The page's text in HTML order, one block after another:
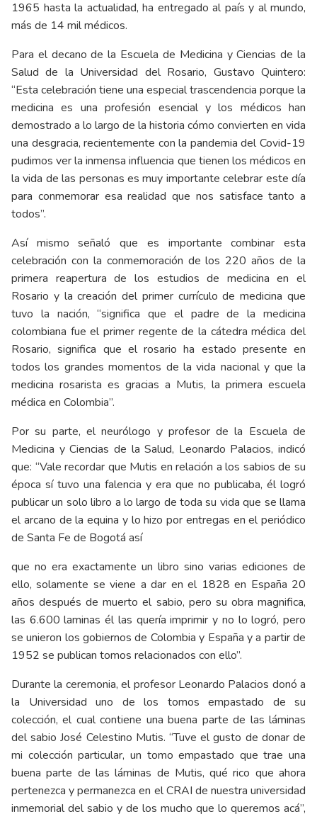
1965 hasta la actualidad, ha entregado al país y al mundo,
más de 14 mil médicos.
Para el decano de la Escuela de Medicina y Ciencias de la
Salud de la Universidad del Rosario, Gustavo Quintero:
“Esta celebración tiene una especial trascendencia porque la
medicina es una profesión esencial y los médicos han
demostrado a lo largo de la historia cómo convierten en vida
una desgracia, recientemente con la pandemia del Covid-19
pudimos ver la inmensa influencia que tienen los médicos en
la vida de las personas es muy importante celebrar este día
para conmemorar esa realidad que nos satisface tanto a
todos”.
Así mismo señaló que es importante combinar esta
celebración con la conmemoración de los 220 años de la
primera reapertura de los estudios de medicina en el
Rosario y la creación del primer currículo de medicina que
tuvo la nación, “significa que el padre de la medicina
colombiana fue el primer regente de la cátedra médica del
Rosario, significa que el rosario ha estado presente en
todos los grandes momentos de la vida nacional y que la
medicina rosarista es gracias a Mutis, la primera escuela
médica en Colombia”.
Por su parte, el neurólogo y profesor de la Escuela de
Medicina y Ciencias de la Salud, Leonardo Palacios, indicó
que: “Vale recordar que Mutis en relación a los sabios de su
época sí tuvo una falencia y era que no publicaba, él logró
publicar un solo libro a lo largo de toda su vida que se llama
el arcano de la equina y lo hizo por entregas en el periódico
de Santa Fe de Bogotá así
que no era exactamente un libro sino varias ediciones de
ello, solamente se viene a dar en el 1828 en España 20
años después de muerto el sabio, pero su obra magnifica,
las 6.600 laminas él las quería imprimir y no lo logró, pero
se unieron los gobiernos de Colombia y España y a partir de
1952 se publican tomos relacionados con ello”.
Durante la ceremonia, el profesor Leonardo Palacios donó a
la Universidad uno de los tomos empastado de su
colección, el cual contiene una buena parte de las láminas
del sabio José Celestino Mutis. “Tuve el gusto de donar de
mi colección particular, un tomo empastado que trae una
buena parte de las láminas de Mutis, qué rico que ahora
pertenezca y permanezca en el CRAI de nuestra universidad
inmemorial del sabio y de los mucho que lo queremos acá”,